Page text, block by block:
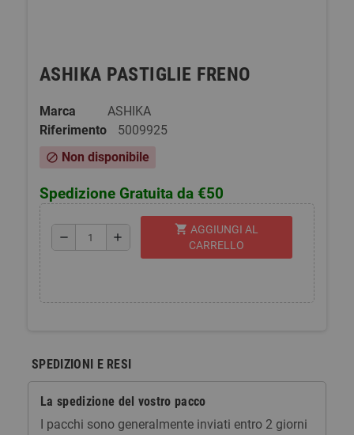
ASHIKA PASTIGLIE FRENO
Marca
ASHIKA
Riferimento
5009925
block Non disponibile
Spedizione Gratuita da €50
remove add
shopping_cart AGGIUNGI AL
CARRELLO
SPEDIZIONI E RESI
La spedizione del vostro pacco
I pacchi sono generalmente inviati entro 2 giorni